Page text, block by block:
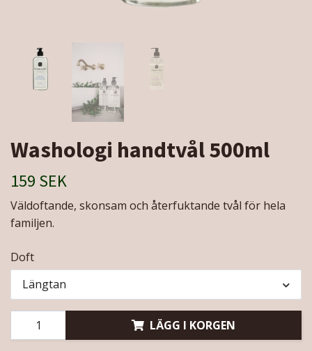
Washologi handtvål 500ml
159 SEK
Väldoftande, skonsam och återfuktande tvål för hela
familjen.
Doft
Längtan
LÄGG I KORGEN